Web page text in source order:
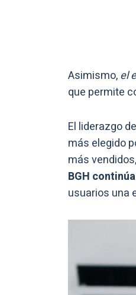
Asimismo,el
que permite
El liderazgo de
más elegido
más
BGH
usuarios una